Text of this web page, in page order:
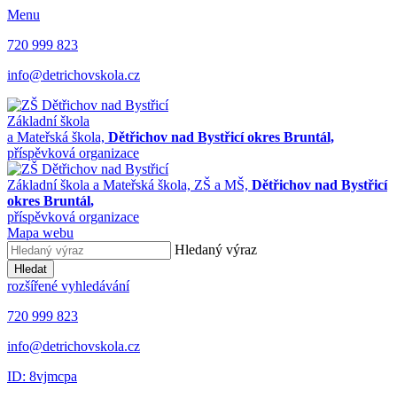
Menu
720 999 823
info@detrichovskola.cz
Základní škola
a Mateřská škola, Dětřichov nad Bystřicí okres Bruntál,
příspěvková organizace
Základní škola a Mateřská škola, ZŠ a MŠ, Dětřichov nad Bystřicí
okres Bruntál,
příspěvková organizace
Mapa webu
Hledaný výraz
Hledat
rozšířené vyhledávání
720 999 823
info@detrichovskola.cz
ID: 8vjmcpa